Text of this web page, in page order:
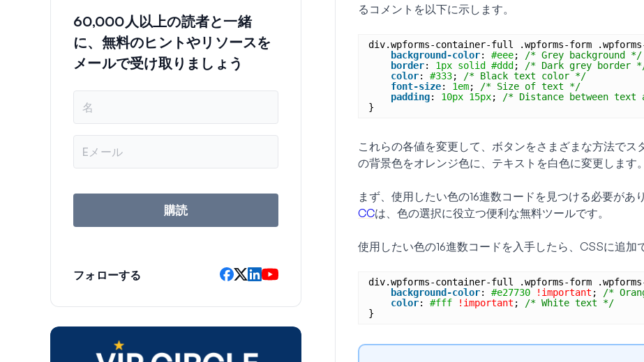
るコメントを以下に示します。
div.wpforms-container-full .wpforms-form
background-color: #eee;
/* Grey background */
border: 1px solid #ddd ;
/* Dark grey border
color: #333;
/* Black text color */
font-size: 1em;
/* Size of text */
padding: 10px 15px;
/* Distance between text
}
これらの各値を変更して、ボタンをさまざまな方法で
の背景色をオレンジ色に、テキストを白色に変更します。
まず、使用したい色の16進数コードを見つける必要があり
CCは、色の選択に役立つ便利な無料ツールです。
使用したい色の16進数コードを入手したら、CSSに追加
div.wpforms-container-full .wpforms-form
background-color: #e27730 !important ;
/*
color: #fff !important ;
/* White text */
}
60,000人以上の読者と一緒
に、無料のヒントやリソースを
メールで受け取りましょう
ル
ド
購読
フォローする